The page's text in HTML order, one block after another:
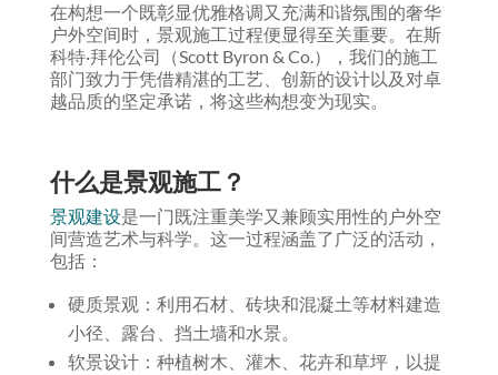
在构想一个既彰显优雅格调又充满和谐氛围的奢华
户外空间时，景观施工过程便显得至关重要。在斯
科特·拜伦公司（Scott Byron & Co.），我们的施工
部门致力于凭借精湛的工艺、创新的设计以及对卓
越品质的坚定承诺，将这些构想变为现实。
什么是景观施工？
景观建设是一门既注重美学又兼顾实用性的户外空
间营造艺术与科学。这一过程涵盖了广泛的活动，
包括：
硬质景观：利用石材、砖块和混凝土等材料建造
小径、露台、挡土墙和水景。
软景设计：种植树木、灌木、花卉和草坪，以提